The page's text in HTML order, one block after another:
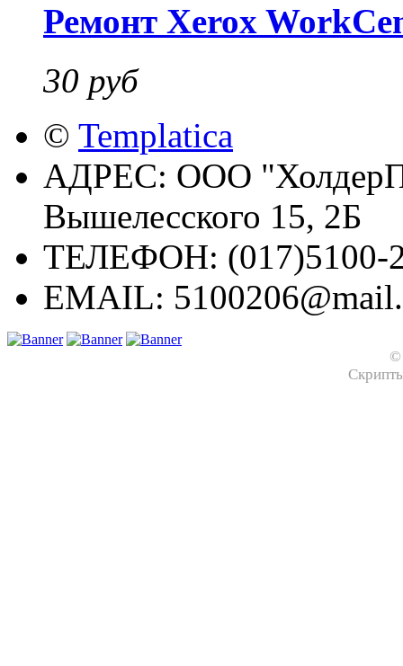
Ремонт Xerox
30 руб
© Templatica
АДРЕС: ООО
Вышелесского 15, 2Б
ТЕЛЕФОН: (017)5100-
EMAIL:
©